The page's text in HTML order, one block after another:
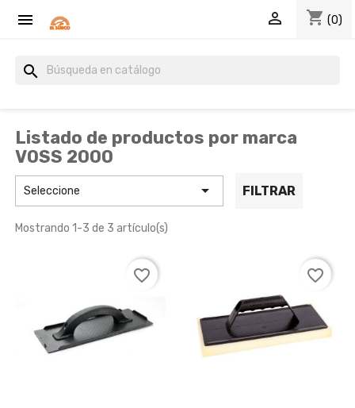
 shopping_cart (0)

search
Listado de productos por marca
VOSS 2000
Seleccione  FILTRAR
Mostrando 1-3 de 3 artículo(s)
favorite_border favorite_border